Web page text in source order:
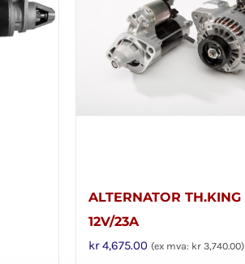
ALTERNATOR TH.KING
12V/23A
kr4,675.00 (ex mva: kr 3,740.00)